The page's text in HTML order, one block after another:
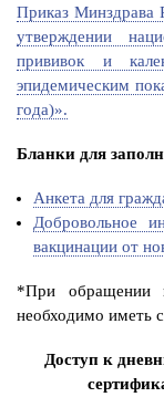
Приказ Минздрава
утверждении
прививок и
эпидемическим
года)».
Бланки для
Анкета для
Добровольное
вакцинации от
*При обращении
необходимо иметь
Доступ к